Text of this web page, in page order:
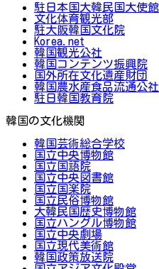
駐日本国大韓民国大使館
文化体育観光部
駐大阪韓国文化院
Korea.net
韓国観光公社
韓国コンテンツ振興院
国外所在文化遺産財団
韓国農水産食品流通公社
駐日韓国教育院
韓国の文化機関
韓国芸術総合学校
国立中央博物館
国立国語院
国立中央図書館
国立国楽院
国立民俗博物館
大韓民国歴史博物館
国立ハングル博物館
国立中央劇場
国立現代美術館
韓国政策放送院